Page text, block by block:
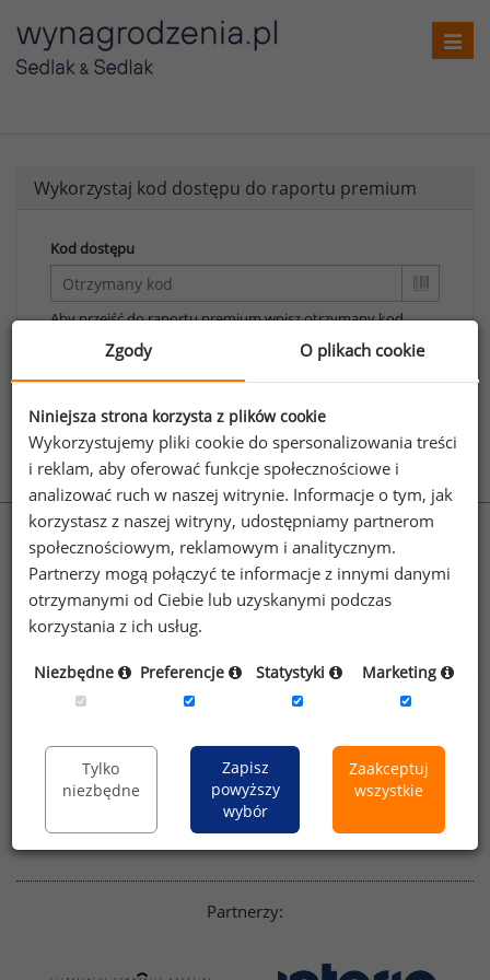
Wykorzystaj kod dostępu do raportu premium
Kod dostępu
Aby przejść do raportu premium wpisz otrzymany kod.
Wykorzystaj kod
Aby otrzymać darmowy kod dostępu weź udział
wOgólnopolskim Badaniu Wynagrodzeń.
wynagrodzenia.pl
sedlak.pl
kfw.sedlak.pl
rynekpracy.pl
raportyplacowe.pl
badaniaHR.pl
Dla mediów
Polityka
prywatności
Regulamin
English version
Linkedin
Partnerzy:
Zgody O plikach cookie
Niniejsza strona korzysta z plików cookie
Wykorzystujemy pliki cookie do spersonalizowania treści
i reklam, aby oferować funkcje społecznościowe i
analizować ruch w naszej witrynie. Informacje o tym, jak
korzystasz z naszej witryny, udostępniamy partnerom
społecznościowym, reklamowym i analitycznym.
Partnerzy mogą połączyć te informacje z innymi danymi
otrzymanymi od Ciebie lub uzyskanymi podczas
korzystania z ich usług.
Niezbędne Preferencje Statystyki Marketing
Tylko
niezbędne
Zapisz
powyższy
wybór
Zaakceptuj
wszystkie